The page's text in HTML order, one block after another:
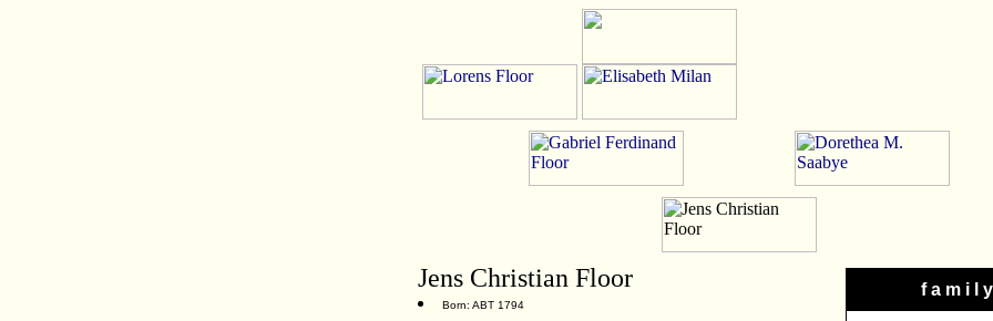
f a m i l y
Jens Christian Floor
Born: ABT 1794